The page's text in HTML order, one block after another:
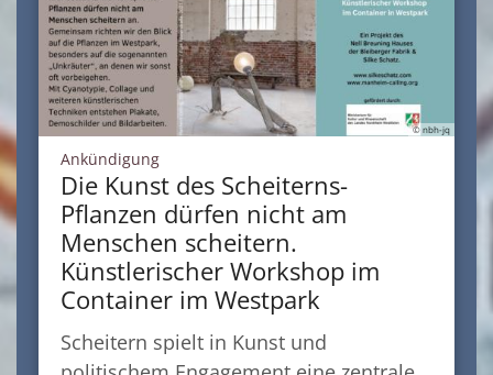
© nbh-jq
Ankündigung:
Die Kunst des Scheiterns-
Pflanzen dürfen nicht am
Menschen scheitern.
Künstlerischer Workshop im
Container im Westpark
Scheitern spielt in Kunst und